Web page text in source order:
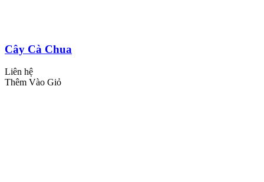
Cây Cà Chua
Liên hệ
Thêm Vào Giỏ